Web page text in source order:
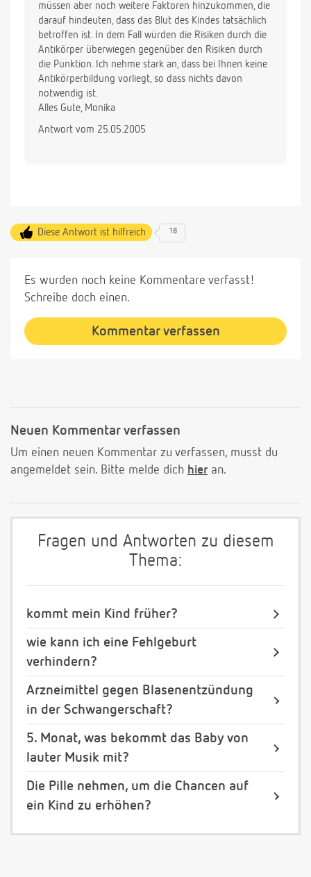
müssen aber noch weitere Faktoren hinzukommen, die
darauf hindeuten, dass das Blut des Kindes tatsächlich
betroffen ist. In dem Fall würden die Risiken durch die
Antikörper überwiegen gegenüber den Risiken durch
die Punktion. Ich nehme stark an, dass bei Ihnen keine
Antikörperbildung vorliegt, so dass nichts davon
notwendig ist.
Alles Gute, Monika
Antwort vom 25.05.2005
Diese Antwort ist hilfreich 18
Es wurden noch keine Kommentare verfasst!
Schreibe doch einen.
Kommentar verfassen
Neuen Kommentar verfassen
Um einen neuen Kommentar zu verfassen, musst du
angemeldet sein. Bitte melde dich hier an.
Fragen und Antworten zu diesem
Thema:
kommt mein Kind früher?
wie kann ich eine Fehlgeburt
verhindern?
Arzneimittel gegen Blasenentzündung
in der Schwangerschaft?
5. Monat, was bekommt das Baby von
lauter Musik mit?
Die Pille nehmen, um die Chancen auf
ein Kind zu erhöhen?